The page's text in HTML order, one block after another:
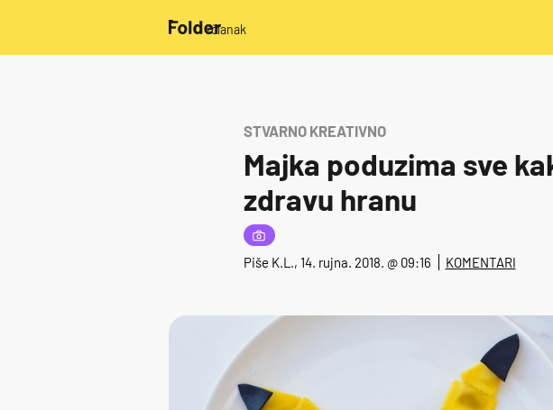
/članak
STVARNO KREATIVNO
Majka poduzima sve
zdravu hranu
Piše K.L., 14. rujna. 2018. @ 09:16 KOMENTARI